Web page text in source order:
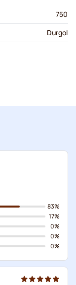
750
Durgol
83%
17%
0%
0%
0%